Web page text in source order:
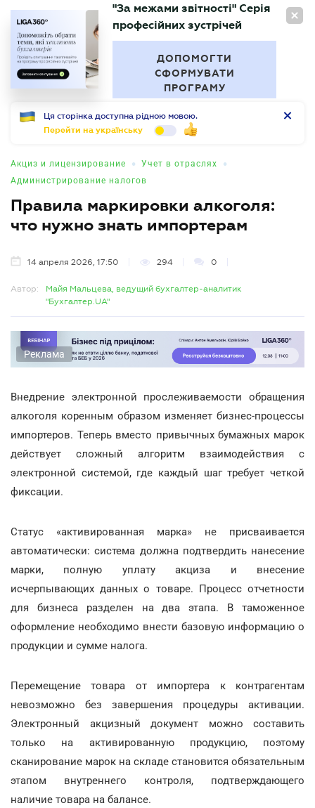
RU
БУХГАЛТЕР
"За межами звітності" Серія
професійних зустрічей
ДОПОМОГТИ
СФОРМУВАТИ
ПРОГРАМУ
Ця сторінка доступна рідною мовою.
Перейти на українську
Акциз и лицензирование • Учет в отраслях •
Администрирование налогов
Правила маркировки алкоголя:
что нужно знать импортерам
14 апреля 2026, 17:50 294 0
Автор:
Майя Мальцева, ведущий бухгалтер-аналитик
"Бухгалтер.UA"
Реклама
Внедрение электронной прослеживаемости обращения
алкоголя коренным образом изменяет бизнес-процессы
импортеров. Теперь вместо привычных бумажных марок
действует сложный алгоритм взаимодействия с
электронной системой, где каждый шаг требует четкой
фиксации.
Статус «активированная марка» не присваивается
автоматически: система должна подтвердить нанесение
марки, полную уплату акциза и внесение
исчерпывающих данных о товаре. Процесс отчетности
для бизнеса разделен на два этапа. В таможенное
оформление необходимо внести базовую информацию о
продукции и сумме налога.
Перемещение товара от импортера к контрагентам
невозможно без завершения процедуры активации.
Электронный акцизный документ можно составить
только на активированную продукцию, поэтому
сканирование марок на складе становится обязательным
этапом внутреннего контроля, подтверждающего
наличие товара на балансе.